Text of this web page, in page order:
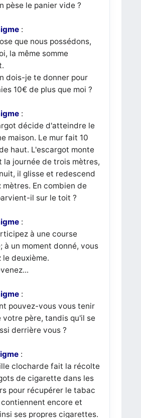
pèse le panier vide ?
:
que nous possédons,
la même somme
dois-je te donner pour
10€ de plus que moi ?
:
décide d'atteindre le
maison. Le mur fait 10
haut. L'escargot monte
la journée de trois mètres,
il glisse et redescend
mètres. En combien de
il sur le toit ?
:
à une course
à un moment donné, vous
le deuxième.
:
pouvez-vous vous tenir
votre père, tandis qu'il se
derrière vous ?
:
clocharde fait la récolte
de cigarette dans les
pour récupérer le tabac
encore et
ses propres cigarettes.